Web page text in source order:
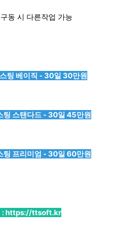
동 시 다른작업 가능
팅 베이직 - 30일 30만원
팅 스탠다드 - 30일 45만원
팅 프리미엄 - 30일 60만원
:https://ttsoft.kr